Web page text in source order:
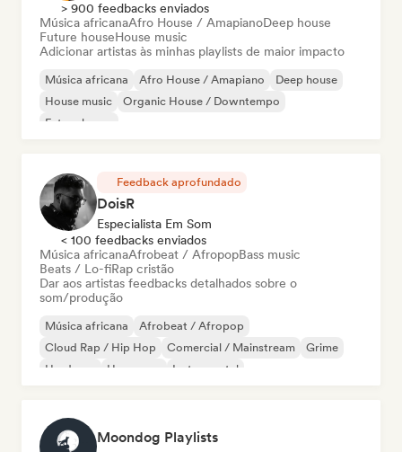
> 900 feedbacks enviados
Música africanaAfro House / AmapianoDeep house
Future houseHouse music
Adicionar artistas às minhas playlists de maior impacto
Música africana Afro House / Amapiano
Deep house
House music
Organic House / Downtempo
Future house
Feedback aprofundado
DoisR
Especialista Em Som
< 100 feedbacks enviados
Música africanaAfrobeat / AfropopBass music
Beats / Lo-fiRap cristão
Dar aos artistas feedbacks detalhados sobre o
som/produção
Música africana
Afrobeat / Afropop
Cloud Rap / Hip Hop
Comercial / Mainstream
Grime
Hardcore
Hyperpop Instrumental
Moondog Playlists